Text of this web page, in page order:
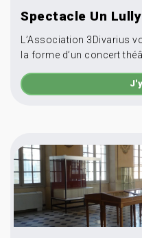
Spectacle Un
L’Association 3Divarius
la forme d’un concert